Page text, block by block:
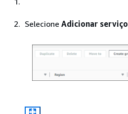
Selecione Adicionar serviço